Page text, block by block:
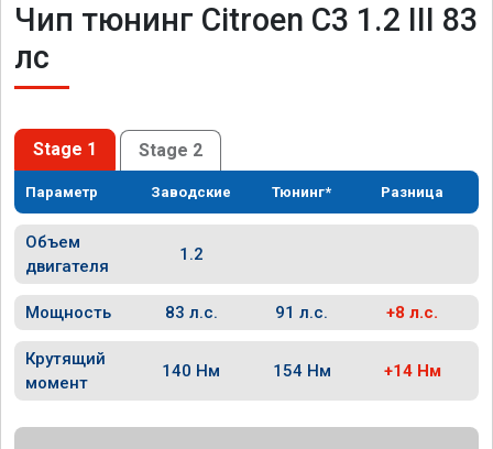
Чип тюнинг Citroen C3 1.2 III 83
лс
Stage 1 Stage 2
Параметр Заводские Тюнинг* Разница
Объем
двигателя
1.2
Мощность 83 л.с. 91 л.с. +8 л.с.
Крутящий
момент
140 Нм 154 Нм +14 Нм